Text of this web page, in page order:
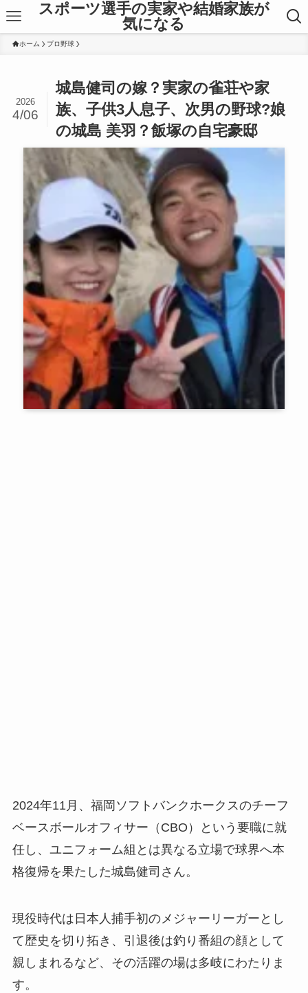
スポーツ選手の実家や結婚家族が
気になる
ホーム プロ野球
城島健司の嫁？実家の雀荘や家
族、子供3人息子、次男の野球?娘
の城島 美羽？飯塚の自宅豪邸
2026
4/06
2024年11月、福岡ソフトバンクホークスのチーフ
ベースボールオフィサー（CBO）という要職に就
任し、ユニフォーム組とは異なる立場で球界へ本
格復帰を果たした城島健司さん。
現役時代は日本人捕手初のメジャーリーガーとし
て歴史を切り拓き、引退後は釣り番組の顔として
親しまれるなど、その活躍の場は多岐にわたりま
す。